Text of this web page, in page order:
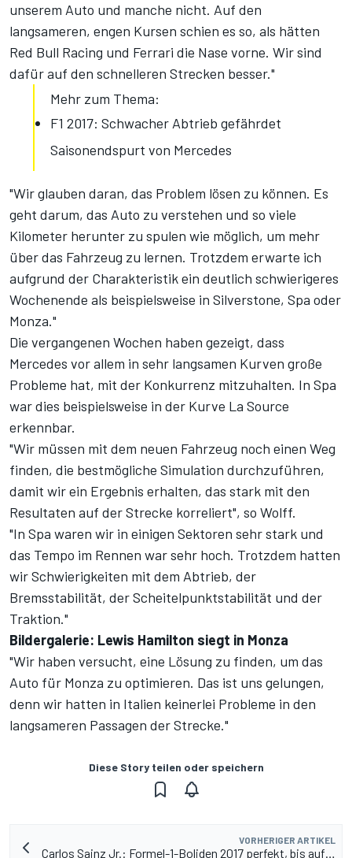
unserem Auto und manche nicht. Auf den
langsameren, engen Kursen schien es so, als hätten
Red Bull Racing und Ferrari die Nase vorne. Wir sind
dafür auf den schnelleren Strecken besser."
Mehr zum Thema:
F1 2017: Schwacher Abtrieb gefährdet
Saisonendspurt von Mercedes
"Wir glauben daran, das Problem lösen zu können. Es
geht darum, das Auto zu verstehen und so viele
Kilometer herunter zu spulen wie möglich, um mehr
über das Fahrzeug zu lernen. Trotzdem erwarte ich
aufgrund der Charakteristik ein deutlich schwierigeres
Wochenende als beispielsweise in Silverstone, Spa oder
Monza."
Die vergangenen Wochen haben gezeigt, dass
Mercedes vor allem in sehr langsamen Kurven große
Probleme hat, mit der Konkurrenz mitzuhalten. In Spa
war dies beispielsweise in der Kurve La Source
erkennbar.
"Wir müssen mit dem neuen Fahrzeug noch einen Weg
finden, die bestmögliche Simulation durchzuführen,
damit wir ein Ergebnis erhalten, das stark mit den
Resultaten auf der Strecke korreliert", so Wolff.
"In Spa waren wir in einigen Sektoren sehr stark und
das Tempo im Rennen war sehr hoch. Trotzdem hatten
wir Schwierigkeiten mit dem Abtrieb, der
Bremsstabilität, der Scheitelpunktstabilität und der
Traktion."
Bildergalerie: Lewis Hamilton siegt in Monza
"Wir haben versucht, eine Lösung zu finden, um das
Auto für Monza zu optimieren. Das ist uns gelungen,
denn wir hatten in Italien keinerlei Probleme in den
langsameren Passagen der Strecke."
Diese Story teilen oder speichern
VORHERIGER ARTIKEL
Carlos Sainz Jr.: Formel-1-Boliden 2017 perfekt, bis auf…